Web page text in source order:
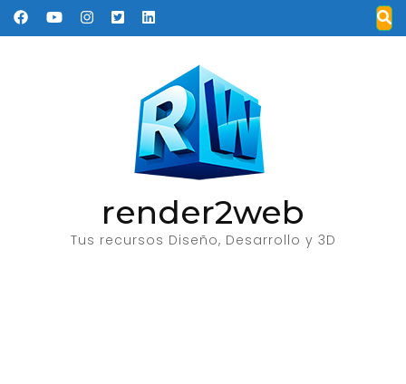
Saltar
al
render2web
Tus recursos Diseño, Desarrollo y 3D